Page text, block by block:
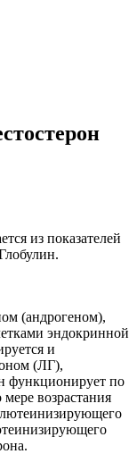
из показателей
(андрогеном),
эндокринной
и
(ЛГ),
функционирует по
возрастания
лютеинизирующего